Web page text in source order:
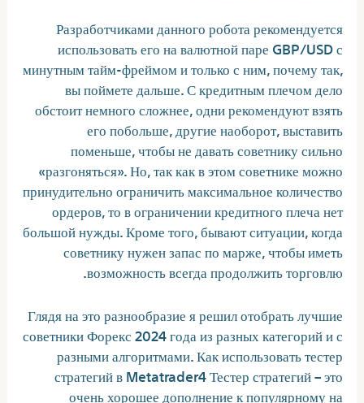
Разработчиками данного робота рекомендуется
использовать его на валютной паре GBP/USD с
минутным тайм-фреймом и только с ним, почему так,
вы поймете дальше. С кредитным плечом дело
обстоит немного сложнее, одни рекомендуют взять
его побольше, другие наоборот, выставить
поменьше, чтобы не давать советнику сильно
«разгоняться». Но, так как в этом советнике можно
принудительно ограничить максимальное количество
ордеров, то в ограничении кредитного плеча нет
большой нужды. Кроме того, бывают ситуации, когда
советнику нужен запас по марже, чтобы иметь
возможность всегда продолжить торговлю.
Глядя на это разнообразие я решил отобрать лучшие
советники Форекс 2024 года из разных категорий и с
разными алгоритмами. Как использовать тестер
стратегий в Metatrader4 Тестер стратегий – это
очень хорошее дополнение к популярному на